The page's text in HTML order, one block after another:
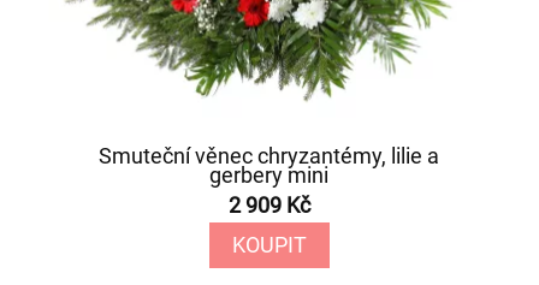
Smuteční věnec chryzantémy, lilie a
gerbery mini
2 909 Kč
KOUPIT